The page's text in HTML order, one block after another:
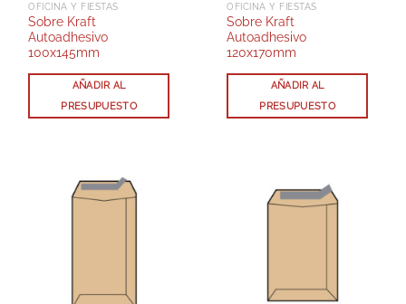
OFICINA Y FIESTAS
Sobre Kraft
Autoadhesivo
100x145mm
AÑADIR AL
PRESUPUESTO
OFICINA Y FIESTAS
Sobre Kraft
Autoadhesivo
120x170mm
AÑADIR AL
PRESUPUESTO